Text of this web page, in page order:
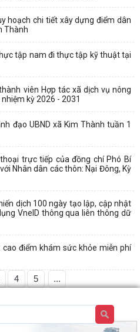
hoạch chi tiết xây dựng điểm dân
Thành
tập nam đi thực tập kỹ thuật tại
viên Hợp tác xã dịch vụ nông
kỳ 2026 - 2031
đạo UBND xã Kim Thành tuần 1
trực tiếp của đồng chí Phó Bí
Nhân dân các thôn: Nại Đông, Kỳ
dịch 100 ngày tạo lập, cập nhật
VneID thông qua liên thông dữ
điểm khám sức khỏe miễn phí
4 5 ...